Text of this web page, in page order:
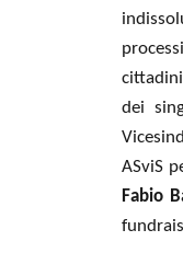
dei
ASviS
Fabio